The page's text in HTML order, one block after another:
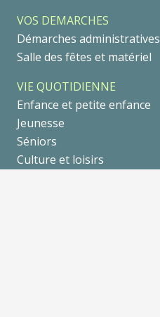
VOS DEMARCHES
Démarches administratives
Salle des fêtes et matériel
VIE QUOTIDIENNE
Enfance et petite enfance
Jeunesse
Séniors
Culture et loisirs